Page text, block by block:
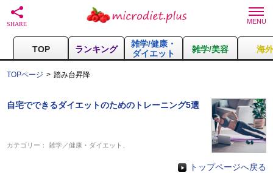
TOP ランキング
雑学/健康・
ダイエット
雑学/美容 海
TOPページ 踏み台昇降
自宅でできるダイエットのためのトレーニング5選
カテゴリー：雑学／健康・ダイエット
トップページへ戻る